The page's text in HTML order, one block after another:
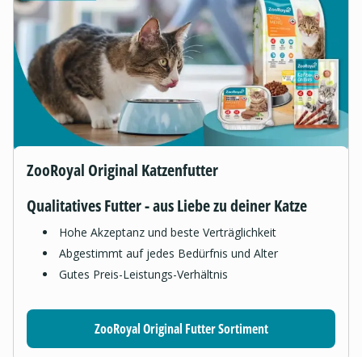
ZooRoyal Original Katzenfutter
Qualitatives Futter - aus Liebe zu deiner Katze
Hohe Akzeptanz und beste Verträglichkeit
Abgestimmt auf jedes Bedürfnis und Alter
Gutes Preis-Leistungs-Verhältnis
ZooRoyal Original Futter Sortiment